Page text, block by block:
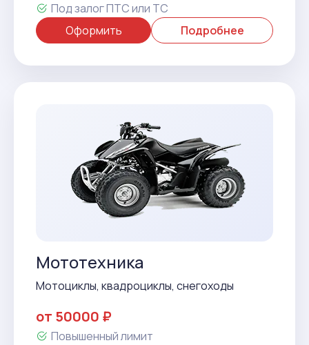
Под залог ПТС или ТС
Оформить
Подробнее
Мототехника
Мотоциклы, квадроциклы, снегоходы
от 50000 ₽
Повышенный лимит